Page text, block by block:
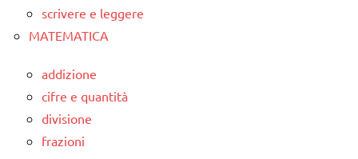
scrivere e leggere
MATEMATICA
addizione
cifre e quantità
divisione
frazioni